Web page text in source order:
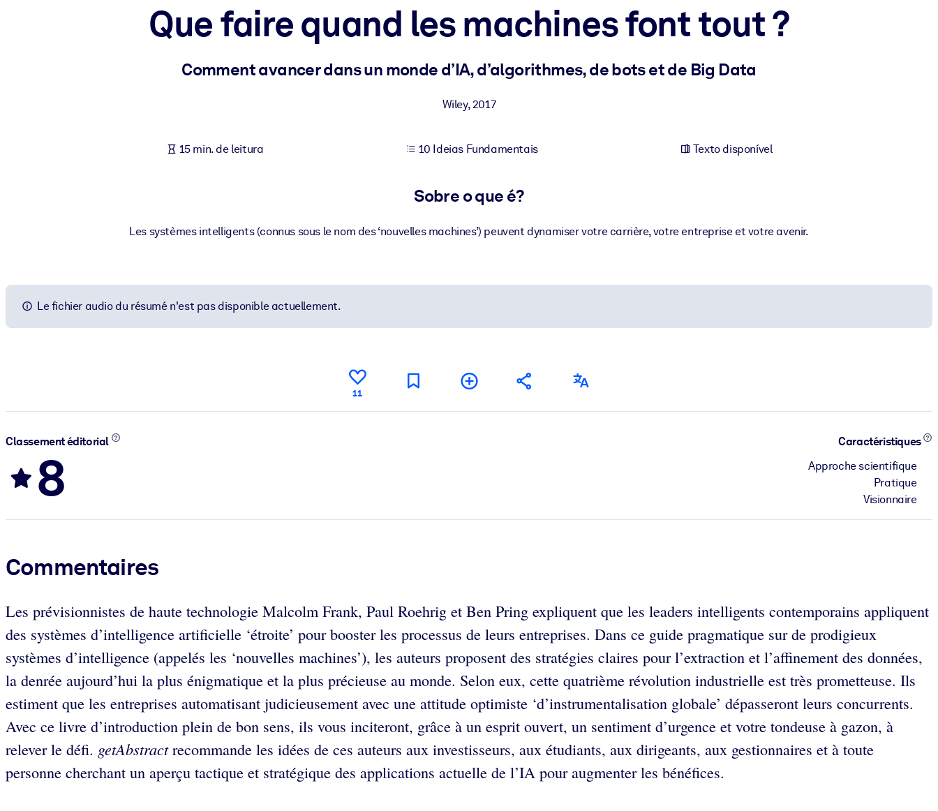
Enriqueça sua biblioteca corporativa com conhecimento de negócios confiável e pronto para uso.
Alimente seus sistemas de IA com conhecimento confiável e estruturado para melhorar os resultados.
Que faire quand les machines font tout ?
Comment avancer dans un monde d’IA, d’algorithmes, de bots et de Big Data
Wiley,2017
15 min. de leitura 10 Ideias Fundamentais Texto disponível
Sobre o que é?
Les systèmes intelligents (connus sous le nom des ‘nouvelles machines’) peuvent dynamiser votre carrière, votre entreprise et votre avenir.
Le fichier audio du résumé n'est pas disponible actuellement.
11
Classement éditorial
8
Caractéristiques
Approche scientifique
Pratique
Visionnaire
Commentaires
Les prévisionnistes de haute technologie Malcolm Frank, Paul Roehrig et Ben Pring expliquent que les leaders intelligents contemporains appliquent
des systèmes d’intelligence artificielle ‘étroite’ pour booster les processus de leurs entreprises. Dans ce guide pragmatique sur de prodigieux
systèmes d’intelligence (appelés les ‘nouvelles machines’), les auteurs proposent des stratégies claires pour l’extraction et l’affinement des données,
la denrée aujourd’hui la plus énigmatique et la plus précieuse au monde. Selon eux, cette quatrième révolution industrielle est très prometteuse. Ils
estiment que les entreprises automatisant judicieusement avec une attitude optimiste ‘d’instrumentalisation globale’ dépasseront leurs concurrents.
Avec ce livre d’introduction plein de bon sens, ils vous inciteront, grâce à un esprit ouvert, un sentiment d’urgence et votre tondeuse à gazon, à
relever le défi. getAbstractrecommande les idées de ces auteurs aux investisseurs, aux étudiants, aux dirigeants, aux gestionnaires et à toute
personne cherchant un aperçu tactique et stratégique des applications actuelle de l’IA pour augmenter les bénéfices.